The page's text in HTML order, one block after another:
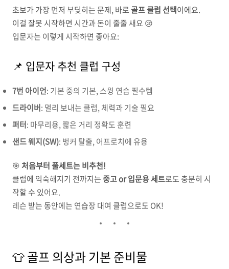
초보가 가장 먼저 부딪히는 문제, 바로골프 클럽 선택이에요.
이걸 잘못 시작하면 시간과 돈이 줄줄 새요 😢
입문자는 이렇게 시작하면 좋아요:
📌 입문자 추천 클럽 구성
7번 아이언: 기본 중의 기본, 스윙 연습 필수템
드라이버: 멀리 보내는 클럽, 체력과 기술 필요
퍼터: 마무리용, 짧은 거리 정확도 훈련
샌드 웨지(SW): 벙커 탈출, 어프로치에 유용
🎯 처음부터 풀세트는 비추천!
클럽에 익숙해지기 전까지는중고 or 입문용 세트로도 충분히 시
작할 수 있어요.
레슨 받는 동안에는 연습장 대여 클럽으로도 OK!
👕 골프 의상과 기본 준비물